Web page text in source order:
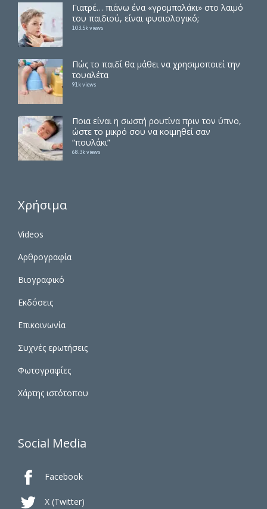
Γιατρέ… πιάνω ένα «γρομπαλάκι» στο λαιμό
του παιδιού, είναι φυσιολογικό;
103.5k views
Πώς το παιδί θα μάθει να χρησιμοποιεί την
τουαλέτα
91k views
Ποια είναι η σωστή ρουτίνα πριν τον ύπνο,
ώστε το μικρό σου να κοιμηθεί σαν
“πουλάκι”
68.3k views
Χρήσιμα
Videos
Αρθρογραφία
Βιογραφικό
Εκδόσεις
Επικοινωνία
Συχνές ερωτήσεις
Φωτογραφίες
Χάρτης ιστότοπου
Social Media
 Facebook
 X (Twitter)